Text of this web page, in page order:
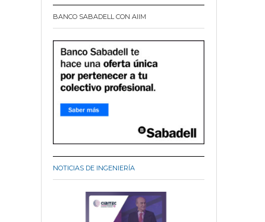
BANCO SABADELL CON AIIM
NOTICIAS DE INGENIERÍA